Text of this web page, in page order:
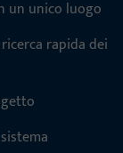
un unico luogo
rapida dei